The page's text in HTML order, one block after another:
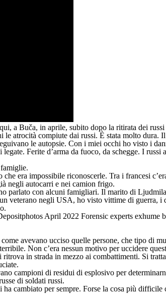
a Buča, in aprile, subito dopo la ritirata dei
atrocità compiute dai russi. È stata molto
le autopsie. Con i miei occhi ho visto i
Ferite d’arma da fuoco, da schegge. I
era impossibile riconoscerle. Tra i francesi
negli autocarri e nei camion frigo.
parlato con alcuni famigliari. Il marito di
veterano negli USA, ho visto vittime di guerra, i
avevano ucciso quelle persone, che tipo di
Non c’era nessun motivo per uccidere
in strada in mezzo ai combattimenti. Si
campioni di residui di esplosivo per
di soldati russi.
cambiato per sempre. Forse la cosa più